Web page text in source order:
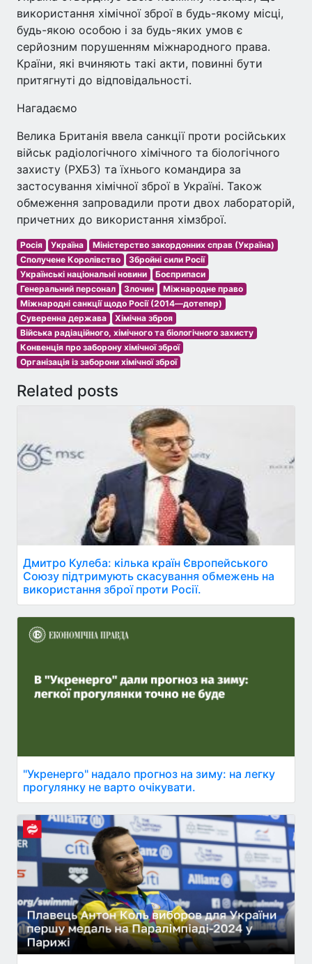
використання хімічної зброї в будь-якому місці,
будь-якою особою і за будь-яких умов є
серйозним порушенням міжнародного права.
Країни, які вчиняють такі акти, повинні бути
притягнуті до відповідальності.
Нагадаємо
Велика Британія ввела санкції проти російських
військ радіологічного хімічного та біологічного
захисту (РХБЗ) та їхнього командира за
застосування хімічної зброї в Україні. Також
обмеження запровадили проти двох лабораторій,
причетних до використання хімзброї.
Росія Україна
Міністерство закордонних справ (Україна)
Сполучене Королівство
Збройні сили Росії
Українські національні новини
Боєприпаси
Генеральний персонал
Злочин
Міжнародне право
Міжнародні санкції щодо Росії (2014—дотепер)
Суверенна держава
Хімічна зброя
Війська радіаційного, хімічного та біологічного захисту
Конвенція про заборону хімічної зброї
Організація із заборони хімічної зброї
Related posts
Дмитро Кулеба: кілька країн Європейського
Союзу підтримують скасування обмежень на
використання зброї проти Росії.
"Укренерго" надало прогноз на зиму: на легку
прогулянку не варто очікувати.